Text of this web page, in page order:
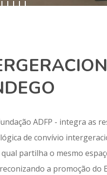
ADFP - integra as
de convívio
partilha o mesmo
a promoção do